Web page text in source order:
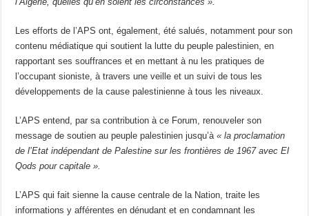
Les efforts de l’APS ont, également, été salués, notamment pour son
contenu médiatique qui soutient la lutte du peuple palestinien, en
rapportant ses souffrances et en mettant à nu les pratiques de
l’occupant sioniste, à travers une veille et un suivi de tous les
développements de la cause palestinienne à tous les niveaux.
L’APS entend, par sa contribution à ce Forum, renouveler son
message de soutien au peuple palestinien jusqu’à« la proclamation
de l’Etat indépendant de Palestine sur les frontières de 1967 avec El
Qods pour capitale ».
L’APS qui fait sienne la cause centrale de la Nation, traite les
informations y afférentes en dénudant et en condamnant les